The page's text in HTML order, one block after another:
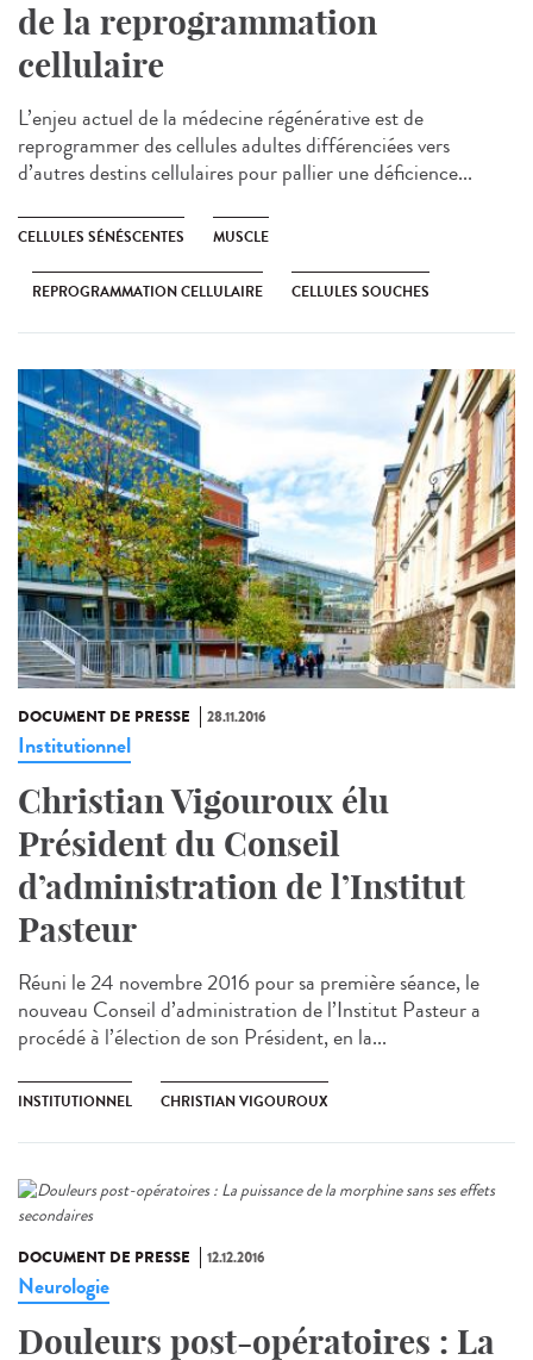
de la reprogrammation
cellulaire
L’enjeu actuel de la médecine régénérative est de
reprogrammer des cellules adultes différenciées vers
d’autres destins cellulaires pour pallier une déficience...
CELLULES SÉNÉSCENTES MUSCLE
REPROGRAMMATION CELLULAIRE CELLULES SOUCHES
DOCUMENT DE PRESSE 28.11.2016
Institutionnel
Christian Vigouroux élu
Président du Conseil
d’administration de l’Institut
Pasteur
Réuni le 24 novembre 2016 pour sa première séance, le
nouveau Conseil d’administration de l’Institut Pasteur a
procédé à l’élection de son Président, en la...
INSTITUTIONNEL CHRISTIAN VIGOUROUX
DOCUMENT DE PRESSE 12.12.2016
Neurologie
Douleurs post-opératoires : La